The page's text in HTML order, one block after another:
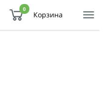
0
Корзина